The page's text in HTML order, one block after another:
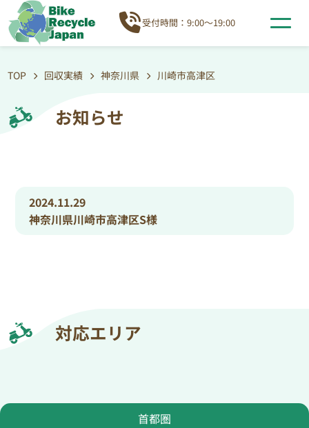
受付時間：9:00～19:00
TOP 回収実績 神奈川県 川崎市高津区
お知らせ
2024.11.29
神奈川県川崎市高津区S様
対応エリア
首都圏